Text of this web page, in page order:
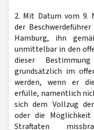
2. Mit Datum vom 9.
der
Hamburg, ihn
unmittelbar in den
dieser
grundsätzlich im
werden, wenn er
erfülle, namentlich
sich dem Vollzug
oder die
Straftaten